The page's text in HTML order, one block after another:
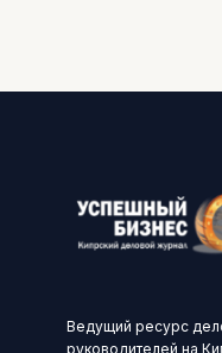
Ведущий ресурс
руководителей на